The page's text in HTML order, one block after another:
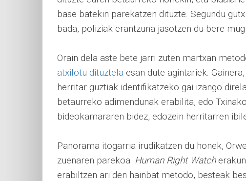
base batekin parekatzen dituzte. Segundu
bada, poliziak erantzuna jasotzen du bere
Orain dela aste bete jarri zuten martxan
atxilotu dituztela esan dute agintariek.
herritar guztiak identifikatzeko gai izango
betaurreko adimendunak erabilita, edo
bideokamararen bidez, edozein herritarren
Panorama itogarria irudikatzen du honek,
zuenaren parekoa. Human Right Watch
erabiltzen ari den hainbat metodo, besteak